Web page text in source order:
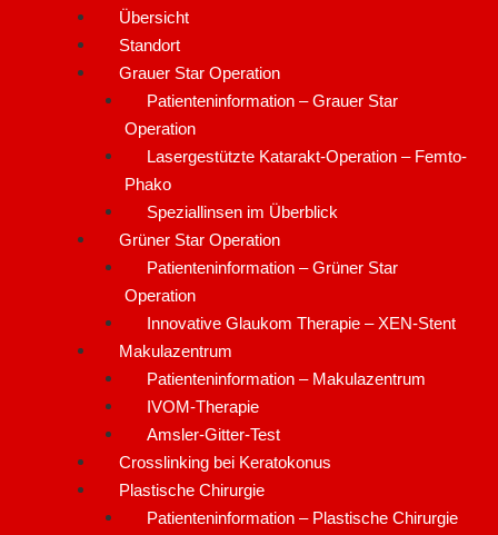
Übersicht
Standort
Grauer Star Operation
Patienteninformation – Grauer Star
Operation
Lasergestützte Katarakt-Operation – Femto-
Phako
Speziallinsen im Überblick
Grüner Star Operation
Patienteninformation – Grüner Star
Operation
Innovative Glaukom Therapie – XEN-Stent
Makulazentrum
Patienteninformation – Makulazentrum
IVOM-Therapie
Amsler-Gitter-Test
Crosslinking bei Keratokonus
Plastische Chirurgie
Patienteninformation – Plastische Chirurgie